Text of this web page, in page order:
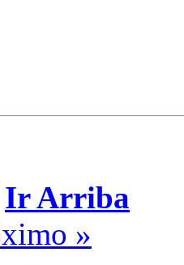
Ir Arriba
»